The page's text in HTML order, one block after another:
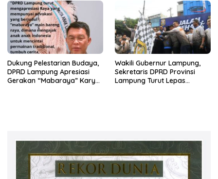
Dukung Pelestarian Budaya,
DPRD Lampung Apresiasi
Gerakan “Mabaraya” Karya
Wakili Gubernur Lampung,
Sekretaris DPRD Provinsi
Lampung Turut Lepas